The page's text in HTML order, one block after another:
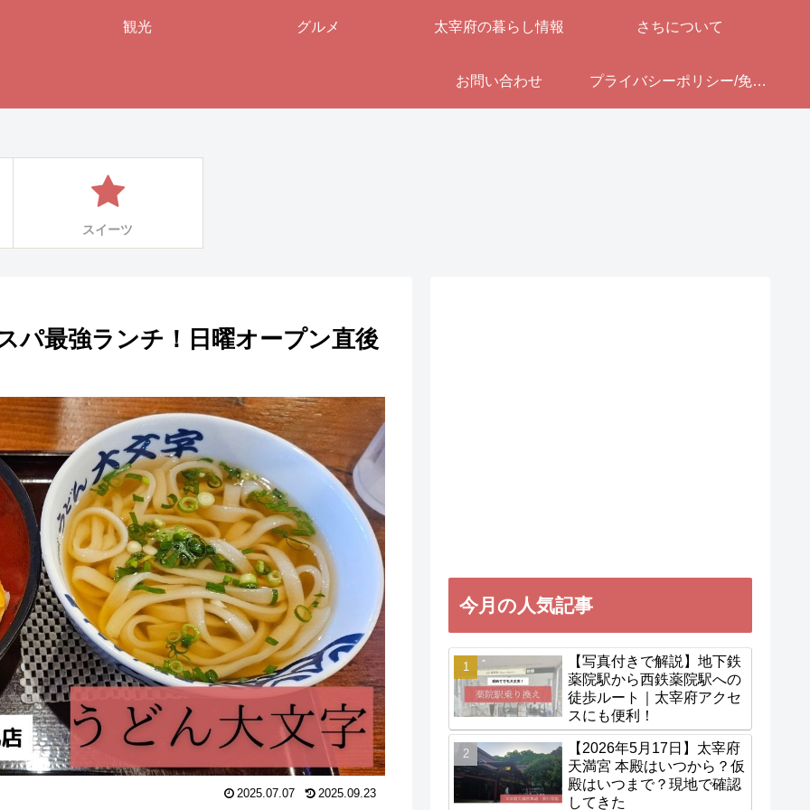
観光 グルメ 太宰府の暮らし情報 さちについて
お問い合わせ プライバシーポリシー/免責事項
スイーツ
パ最強ランチ！日曜オープン直後
2025.07.07 2025.09.23
今月の人気記事
【写真付きで解説】地下鉄
薬院駅から西鉄薬院駅への
徒歩ルート｜太宰府アクセ
スにも便利！
【2026年5月17日】太宰府
天満宮 本殿はいつから？仮
殿はいつまで？現地で確認
してきた